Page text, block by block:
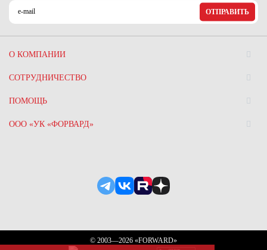
Челябинская область (2)
ОТПРАВИТЬ
О КОМПАНИИ
СОТРУДНИЧЕСТВО
ПОМОЩЬ
ООО «УК «ФОРВАРД»
© 2003—2026 «FORWARD»